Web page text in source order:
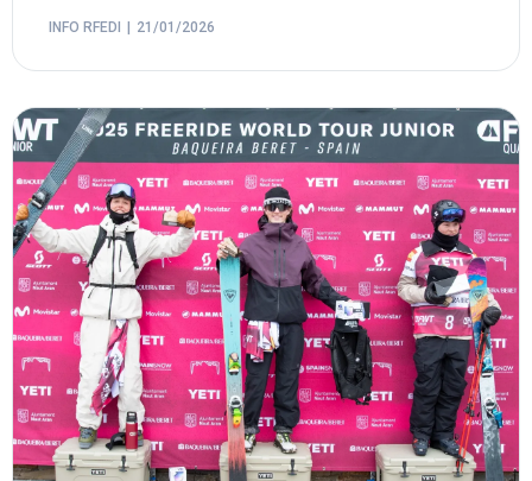
INFO RFEDI 21/01/2026